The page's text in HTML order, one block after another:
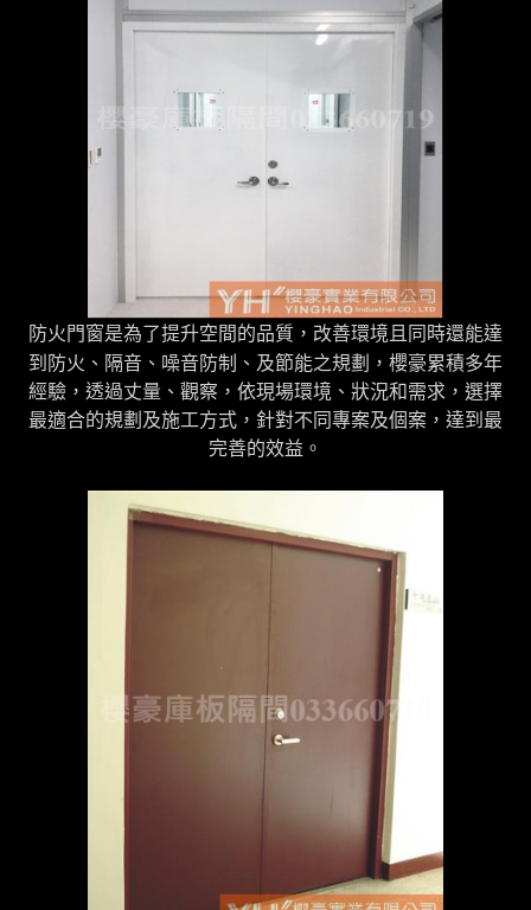
防火門窗是為了提升空間的品質，改善環境且同時還能達
到防火、隔音、噪音防制、及節能之規劃，櫻豪累積多年
經驗，透過丈量、觀察，依現場環境、狀況和需求，選擇
最適合的規劃及施工方式，針對不同專案及個案，達到最
完善的效益。